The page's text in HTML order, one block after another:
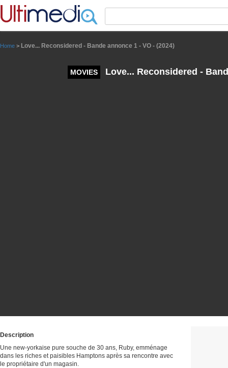
Home > Love... Reconsidered - Bande annonce 1 - VO - (2024)
MOVIES Love... Reconsidered -
Description
Une new-yorkaise pure souche de 30 ans, Ruby, emménage
dans les riches et paisibles Hamptons après sa rencontre avec
le propriétaire d'un magasin.
Panneau de gestion des cookies